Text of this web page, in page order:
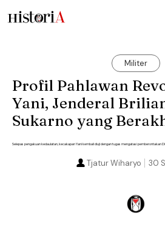
Militer
Profil Pahlawan
Yani, Jenderal
Sukarno yang
Selepas pengakuan kedaulatan, kecakapan Yani kembali diuji dengan tugas mengatasi pemberontakan
30
Tjatur Wiharyo